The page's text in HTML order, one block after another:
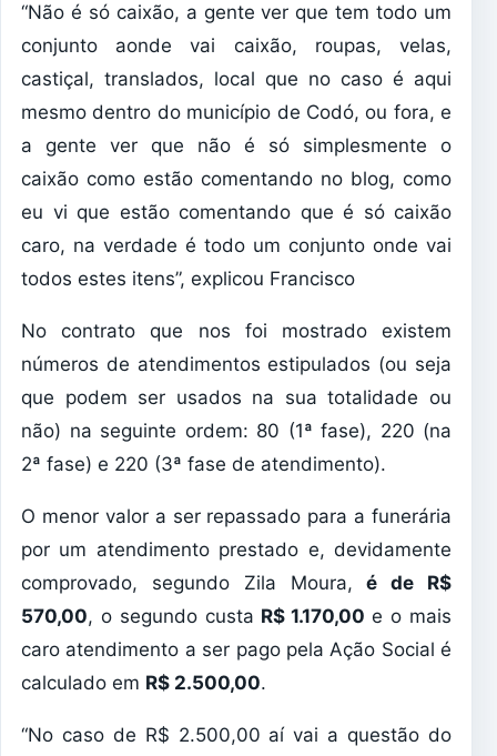
“Não é só caixão, a gente ver que tem todo um
conjunto aonde vai caixão, roupas, velas,
castiçal, translados, local que no caso é aqui
mesmo dentro do município de Codó, ou fora, e
a gente ver que não é só simplesmente o
caixão como estão comentando no blog, como
eu vi que estão comentando que é só caixão
caro, na verdade é todo um conjunto onde vai
todos estes itens”, explicou Francisco
No contrato que nos foi mostrado existem
números de atendimentos estipulados (ou seja
que podem ser usados na sua totalidade ou
não) na seguinte ordem: 80 (1ª fase), 220 (na
2ª fase) e 220 (3ª fase de atendimento).
O menor valor a ser repassado para a funerária
por um atendimento prestado e, devidamente
comprovado, segundo Zila Moura,é de R$
570,00, o segundo custa R$ 1.170,00e o mais
caro atendimento a ser pago pela Ação Social é
calculado em R$ 2.500,00.
“No caso de R$ 2.500,00 aí vai a questão do